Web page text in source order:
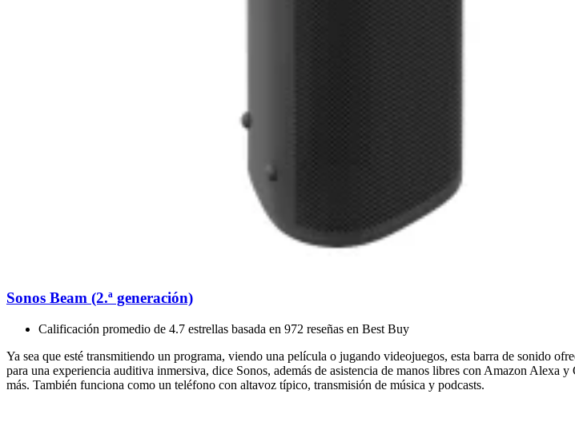
Sonos Beam (2.ª generación)
Calificación promedio de 4.7 estrellas basada en 972 reseñas en Best Buy
Ya sea que esté transmitiendo un programa, viendo una película o jugando videojuegos, esta barra de sonido
para una experiencia auditiva inmersiva, dice Sonos, además de asistencia de manos libres con Amazon
más. También funciona como un teléfono con altavoz típico, transmisión de música y podcasts.